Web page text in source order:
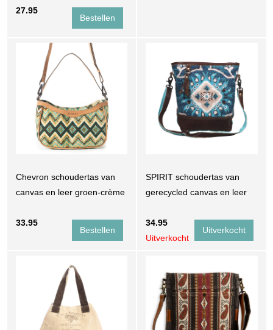
27.95
Chevron schoudertas van
canvas en leer groen-crème
33.95
SPIRIT schoudertas van
gerecycled canvas en leer
34.95
Uitverkocht